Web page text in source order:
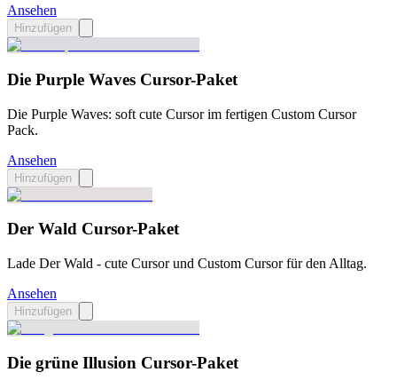
Ansehen
Hinzufügen
Die Purple Waves Cursor-Paket
Die Purple Waves: soft cute Cursor im fertigen Custom Cursor
Pack.
Ansehen
Hinzufügen
Der Wald Cursor-Paket
Lade Der Wald - cute Cursor und Custom Cursor für den Alltag.
Ansehen
Hinzufügen
Die grüne Illusion Cursor-Paket